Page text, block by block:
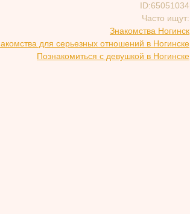
ID:65051034
Часто ищут:
Знакомства Ногинск
для серьезных отношений в Ногинске
Познакомиться с девушкой в Ногинске